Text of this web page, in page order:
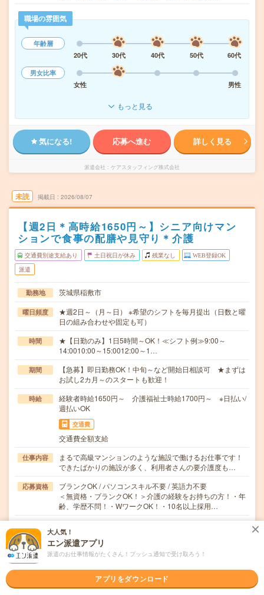
職場の雰囲気
年齢層
20代
30代 40代 50代
60代
男女比率
女性
男性
もっと見る
気になる! 応募へ進む 詳しく見る
派遣会社 ケアスタッフィング株式会社
未読 掲載日 2026/08/07
【週2日＊高時給1650円～】シニア向けマン
ションで食事の配膳や見守り＊介護
交通費別途支給あり 土日祝日が休み 残業なし WEB登録OK
派遣
勤務地 茨城県稲敷市
曜日頻度
★週2日～（月～日） ※希望のシフトを毎月提出（日数と曜
日の組み合わせや固定も可）
時間
★【日勤のみ】1日5時間～OK！≪シフト例≫9:00～
14:0010:00～15:0012:00～1…
期間
【急募】即日勤務OK！中旬～など開始日相談可 ★まずは
お試し2カ月～のスタートも歓迎！
時給
経験者時給1650円～ 介護福祉士時給1700円～ ※日払い/
週払いOK
交通費
交通費全額支給
仕事内容
まるで高級マンションのような施設で働けるお仕事です！
できたばかりの施設が多く、利用者さんの要介護度も…
応募資格
ブランクOK / パソコンスキル不要 / 英語力不要
＜無資格・ブランクOK！＞介護の経験をお持ちの方！・年
齢、学歴不問！・WワークOK！・10名以上採用…
職場の雰囲気
年齢層
大人気！
エン派遣アプリ
派遣のお仕事情報がたくさん！プッシュ通知で受け取ろう！
アプリをダウンロード